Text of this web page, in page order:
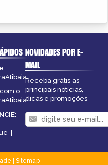
o
:
|
NOVIDADES POR E-
MAIL
Receba grátis as
principais notícias,
dicas e promoções
Sitemap